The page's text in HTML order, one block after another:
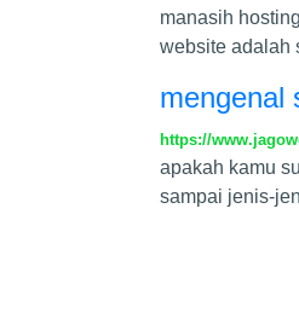
manasih
website adalah
mengenal
https://
apakah kamu
sampai jenis-